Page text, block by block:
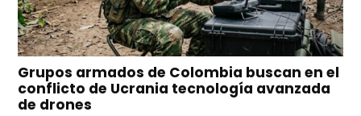
Grupos armados de Colombia buscan en el
conflicto de Ucrania tecnología avanzada
de drones